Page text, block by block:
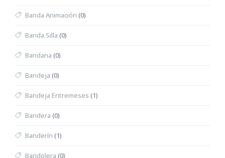
Banda Animación (0)
Banda Silla (0)
Bandana (0)
Bandeja (0)
Bandeja Entremeses (1)
Bandera (0)
Banderín (1)
Bandolera (0)